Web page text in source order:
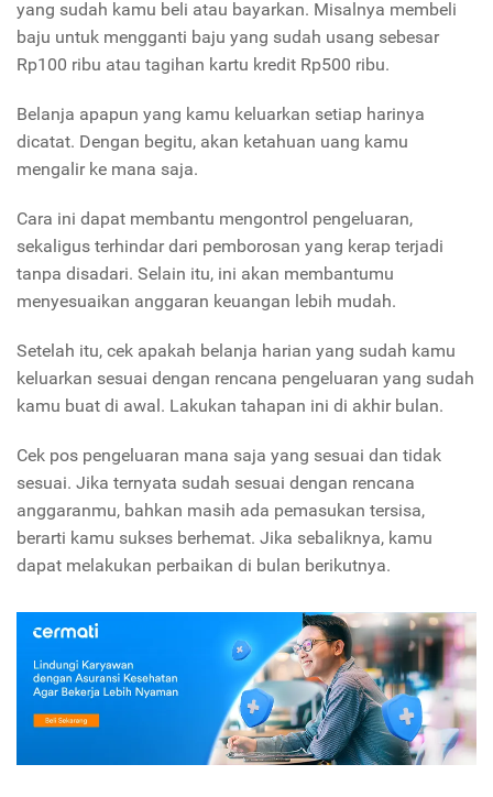
yang sudah kamu beli atau bayarkan. Misalnya membeli
baju untuk mengganti baju yang sudah usang sebesar
Rp100 ribu atau tagihan kartu kredit Rp500 ribu.
Belanja apapun yang kamu keluarkan setiap harinya
dicatat. Dengan begitu, akan ketahuan uang kamu
mengalir ke mana saja.
Cara ini dapat membantu mengontrol pengeluaran,
sekaligus terhindar dari pemborosan yang kerap terjadi
tanpa disadari. Selain itu, ini akan membantumu
menyesuaikan anggaran keuangan lebih mudah.
Setelah itu, cek apakah belanja harian yang sudah kamu
keluarkan sesuai dengan rencana pengeluaran yang sudah
kamu buat di awal. Lakukan tahapan ini di akhir bulan.
Cek pos pengeluaran mana saja yang sesuai dan tidak
sesuai. Jika ternyata sudah sesuai dengan rencana
anggaranmu, bahkan masih ada pemasukan tersisa,
berarti kamu sukses berhemat. Jika sebaliknya, kamu
dapat melakukan perbaikan di bulan berikutnya.